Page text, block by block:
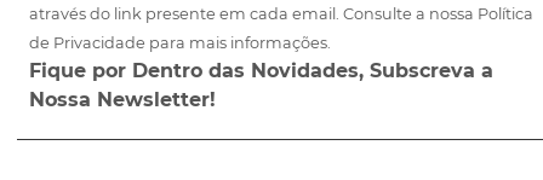
através do link presente em cada email. Consulte a nossa Política
de Privacidade para mais informações.
Fique por Dentro das Novidades, Subscreva a
Nossa Newsletter!